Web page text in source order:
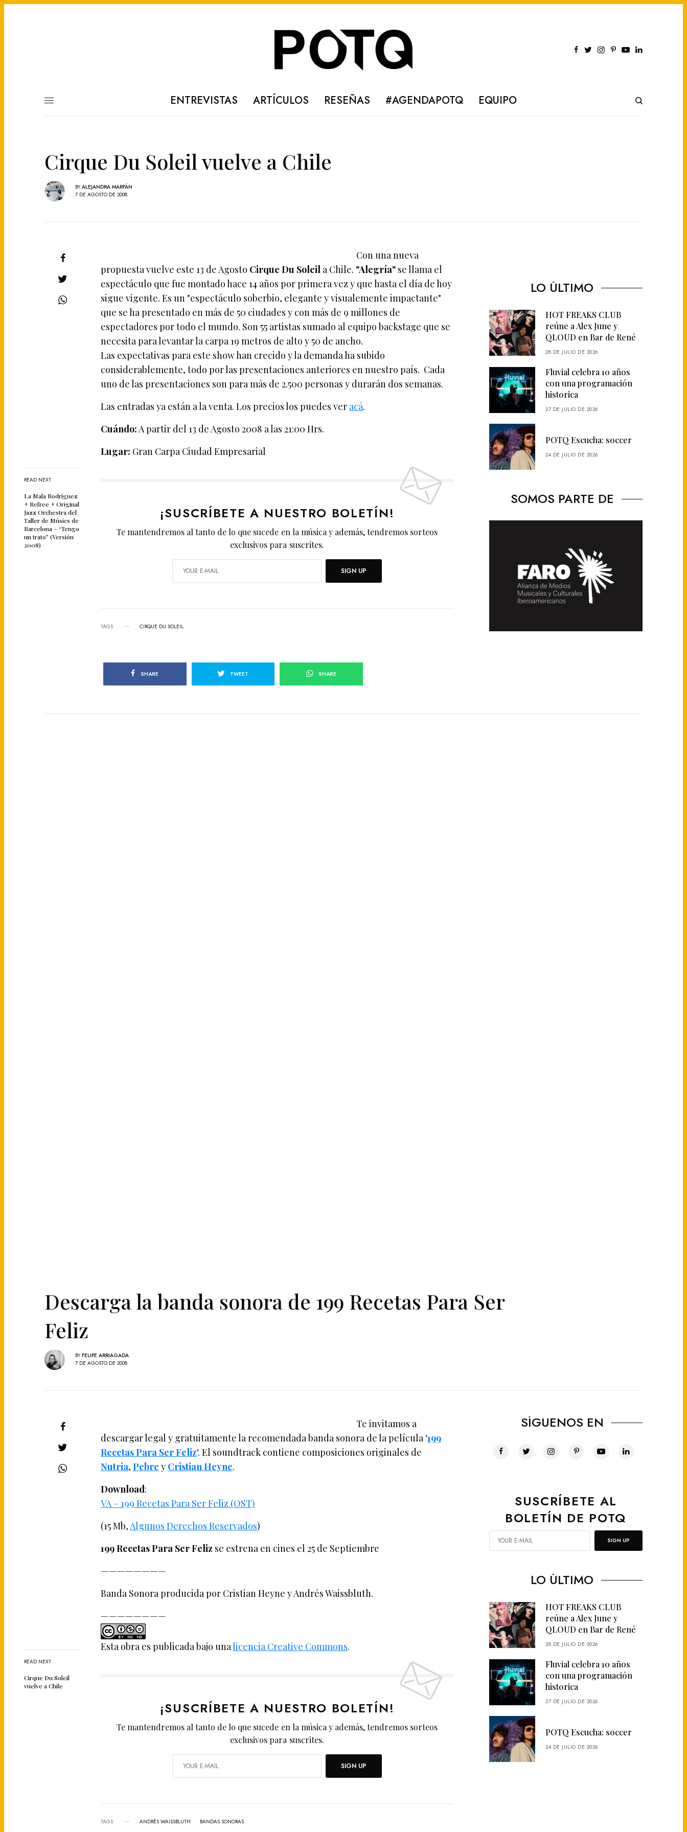
ENTREVISTAS ARTÍCULOS RESEÑAS #AGENDAPOTQ EQUIPO
Cirque Du Soleil vuelve a Chile
BY ALEJANDRA MARFÁN
7 DE AGOSTO DE 2008
READ NEXT
La Mala Rodríguez
+ Refree + Original
Jazz Orchestra del
Taller de Músics de
Barcelona – “Tengo
un trato” (Versión
2008)
Con una nueva
propuesta vuelve este 13 de Agosto Cirque Du Soleil a Chile. "Alegría" se llama el
espectáculo que fue montado hace 14 años por primera vez y que hasta el día de hoy
sigue vigente. Es un "espectáculo soberbio, elegante y visualemente impactante"
que se ha presentado en más de 50 ciudades y con más de 9 millones de
espectadores por todo el mundo. Son 55 artistas sumado al equipo backstage que se
necesita para levantar la carpa 19 metros de alto y 50 de ancho.
Las expectativas para este show han crecido y la demanda ha subido
considerablemente, todo por las presentaciones anteriores en nuestro país. Cada
uno de las presentaciones son para más de 2.500 personas y durarán dos semanas.
Las entradas ya están a la venta. Los precios los puedes ver acá.
Cuándo:A partir del 13 de Agosto 2008 a las 21:00 Hrs.
Lugar: Gran Carpa Ciudad Empresarial
¡SUSCRÍBETE A NUESTRO BOLETÍN!
Te mantendremos al tanto de lo que sucede en la música y además, tendremos sorteos
exclusivos para suscrites.
SIGN UP
TAGS CIRQUE DU SOLEIL
SHARE TWEET SHARE
LO ÚLTIMO
HOT FREAKS CLUB
reúne a Alex June y
QLOUD en Bar de René
28 DE JULIO DE 2026
Fluvial celebra 10 años
con una programación
historica
27 DE JULIO DE 2026
POTQ Escucha: soccer
24 DE JULIO DE 2026
SOMOS PARTE DE
Descarga la banda sonora de 199 Recetas Para Ser
Feliz
BY FELIPE ARRIAGADA
7 DE AGOSTO DE 2008
READ NEXT
Cirque Du Soleil
vuelve a Chile
Te invitamos a
descargar legal y gratuitamente la recomendada banda sonora de la película ‘199
Recetas Para Ser Feliz‘. El soundtrack contiene composiciones originales de
Nutria,Pebre y Cristian Heyne.
Download:
VA – 199 Recetas Para Ser Feliz (OST)
(15 Mb,Algunos Derechos Reservados)
199 Recetas Para Ser Feliz se estrena en cines el 25 de Septiembre
————————
Banda Sonora producida por Cristian Heyne y Andrés Waissbluth.
————————
Esta obra es publicada bajo unalicencia Creative Commons.
¡SUSCRÍBETE A NUESTRO BOLETÍN!
Te mantendremos al tanto de lo que sucede en la música y además, tendremos sorteos
exclusivos para suscrites.
SIGN UP
TAGS ANDRÉS WAISSBLUTH BANDAS SONORAS
SÍGUENOS EN
SUSCRÍBETE AL
BOLETÍN DE POTQ
SIGN UP
LO ÚLTIMO
HOT FREAKS CLUB
reúne a Alex June y
QLOUD en Bar de René
28 DE JULIO DE 2026
Fluvial celebra 10 años
con una programación
historica
27 DE JULIO DE 2026
POTQ Escucha: soccer
24 DE JULIO DE 2026